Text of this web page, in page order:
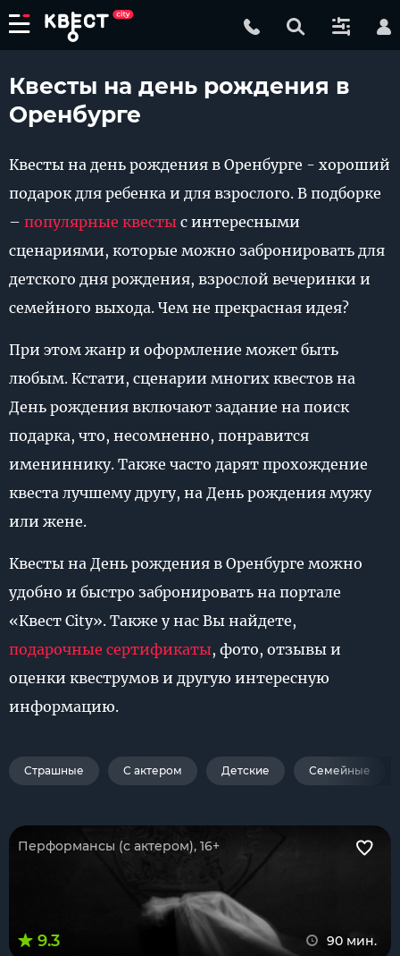
Квесты на день рождения в
Оренбурге
Квесты на день рождения в Оренбурге - хороший
подарок для ребенка и для взрослого. В подборке
– популярные квесты с интересными
сценариями, которые можно забронировать для
детского дня рождения, взрослой вечеринки и
семейного выхода. Чем не прекрасная идея?
При этом жанр и оформление может быть
любым. Кстати, сценарии многих квестов на
День рождения включают задание на поиск
подарка, что, несомненно, понравится
имениннику. Также часто дарят прохождение
квеста лучшему другу, на День рождения мужу
или жене.
Квесты на День рождения в Оренбурге можно
удобно и быстро забронировать на портале
«Квест City». Также у нас Вы найдете,
подарочные сертификаты, фото, отзывы и
оценки квеструмов и другую интересную
информацию.
Страшные С актером Детские Семейные
Перформансы (с актером), 16+
9.3 90 мин.